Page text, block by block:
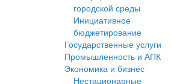
городской среды
Инициативное
бюджетирование
Государственные услуги
Промышленность и АПК
Экономика и бизнес
Нестационарные